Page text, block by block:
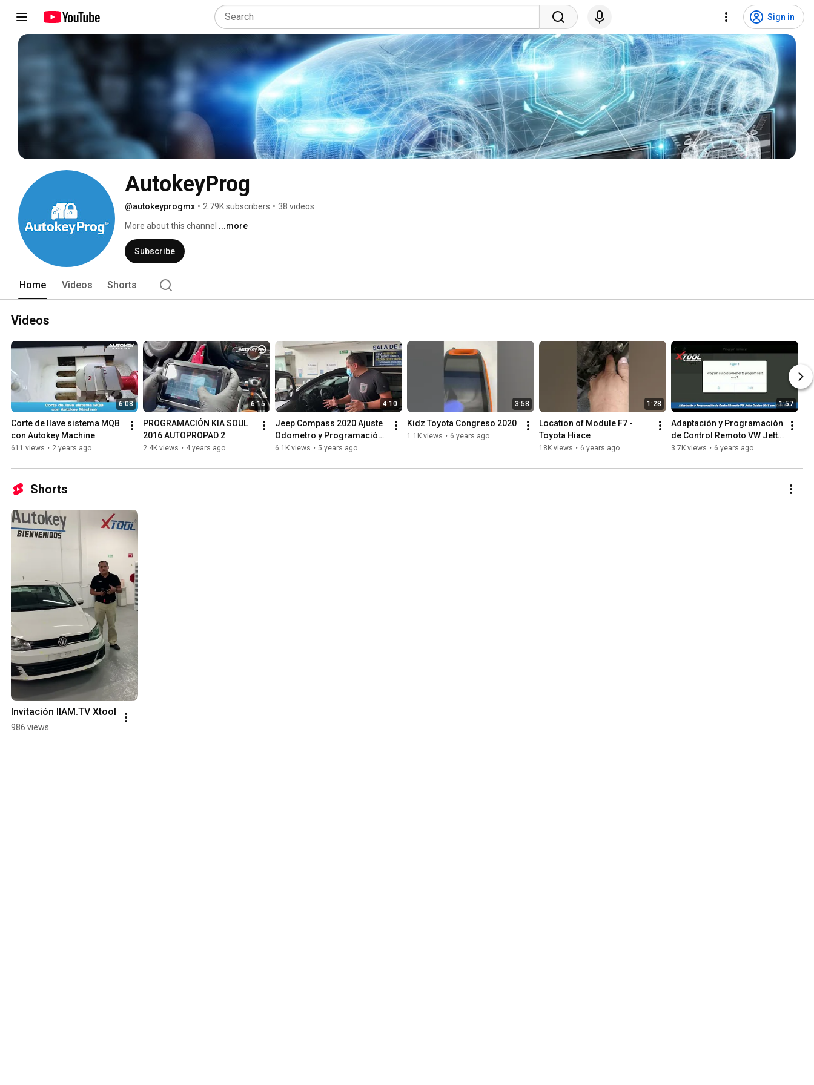
Sign in
AutokeyProg
@autokeyprogmx • 2.79K subscribers • 38 videos
More about this channel ...more
Subscribe
Home Videos Shorts
Videos
6:08
Corte de llave sistema MQB
con Autokey Machine
611 views • 2 years ago
6:15
PROGRAMACIÓN KIA SOUL
2016 AUTOPROPAD 2
2.4K views • 4 years ago
4:10
Jeep Compass 2020 Ajuste
Odometro y Programación
de llaves con cable SGW
6.1K views • 5 years ago
3:58
Kidz Toyota Congreso 2020
1.1K views • 6 years ago
1:28
Location of Module F7 -
Toyota Hiace
18K views • 6 years ago
1:57
Adaptación y Programación
de Control Remoto VW Jetta
Clásico 2015 con K001
3.7K views • 6 years ago
Shorts
Invitación IIAM.TV Xtool
986 views